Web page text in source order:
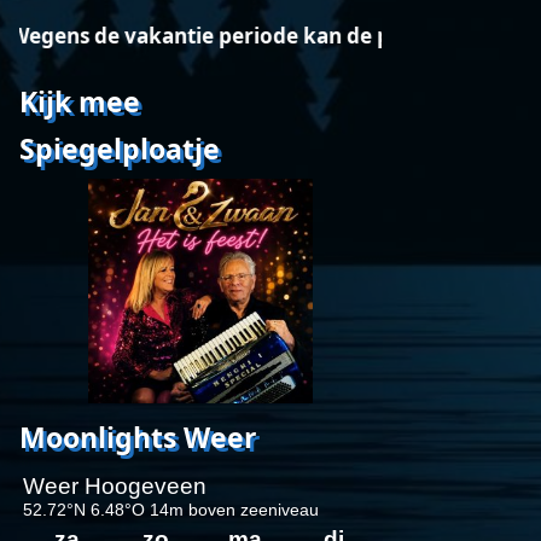
de vakantie periode kan de programmering
Kijk mee
Spiegelploatje
Moonlights Weer